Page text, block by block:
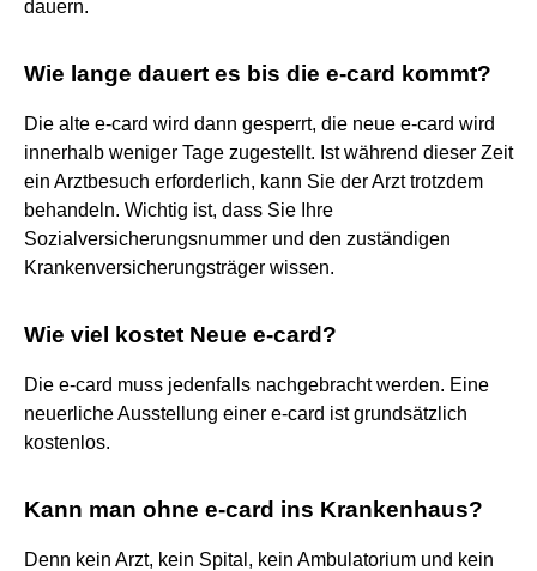
dauern.
Wie lange dauert es bis die e-card kommt?
Die alte e-card wird dann gesperrt, die neue e-card wird
innerhalb weniger Tage zugestellt. Ist während dieser Zeit
ein Arztbesuch erforderlich, kann Sie der Arzt trotzdem
behandeln. Wichtig ist, dass Sie Ihre
Sozialversicherungsnummer und den zuständigen
Krankenversicherungsträger wissen.
Wie viel kostet Neue e-card?
Die e-card muss jedenfalls nachgebracht werden. Eine
neuerliche Ausstellung einer e-card ist grundsätzlich
kostenlos.
Kann man ohne e-card ins Krankenhaus?
Denn kein Arzt, kein Spital, kein Ambulatorium und kein